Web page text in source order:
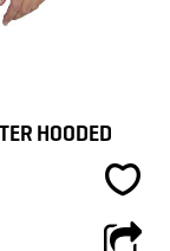
HOODED